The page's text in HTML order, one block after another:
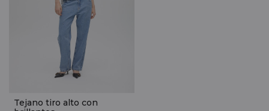
Tejano tiro alto con